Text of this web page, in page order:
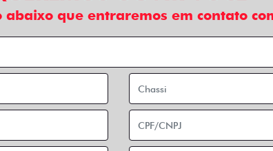
que entraremos em contato